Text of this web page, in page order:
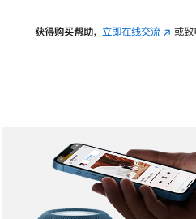
获得购买帮助， 立即在线交流(在 或致
图库 图像 4